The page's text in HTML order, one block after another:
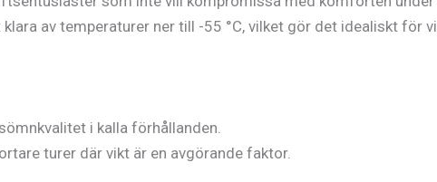
av temperaturer ner till -55 °C, vilket gör det idealiskt för
i kalla förhållanden.
turer där vikt är en avgörande faktor.